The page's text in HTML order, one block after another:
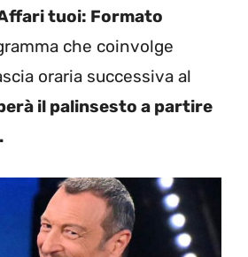
tuoi: Formato
che coinvolge
oraria successiva al
il palinsesto a partire